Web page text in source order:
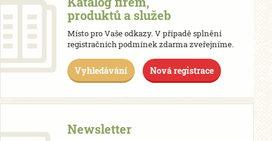
produktů a služeb
Místo pro Vaše odkazy. V případě splnění
registračních podmínek zdarma zveřejníme.
Vyhledávání Nová registrace
Newsletter